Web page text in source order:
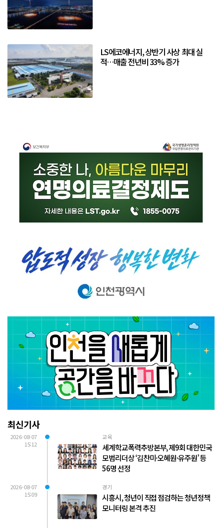
LS에코에너지, 상반기 사상 최대 실
적…매출 전년비 33% 증가
최신기사
2026-08-07
15:12
교육
세계학교폭력추방본부, 제9회 대한민국
모범리더상 ‘김찬미·오혜원·유주원’ 등
56명 선정
2026-08-07
15:09
경기
시흥시, 청년이 직접 점검하는 청년정책
모니터링 본격 추진